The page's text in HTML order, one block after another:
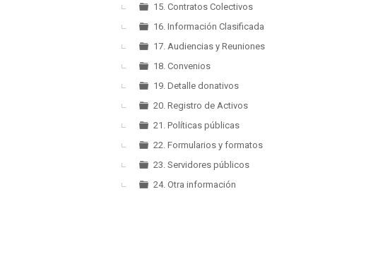
15. Contratos Colectivos
16. Información Clasificada
17. Audiencias y Reuniones
18. Convenios
19. Detalle donativos
20. Registro de Activos
21. Políticas públicas
22. Formularios y formatos
23. Servidores públicos
24. Otra información